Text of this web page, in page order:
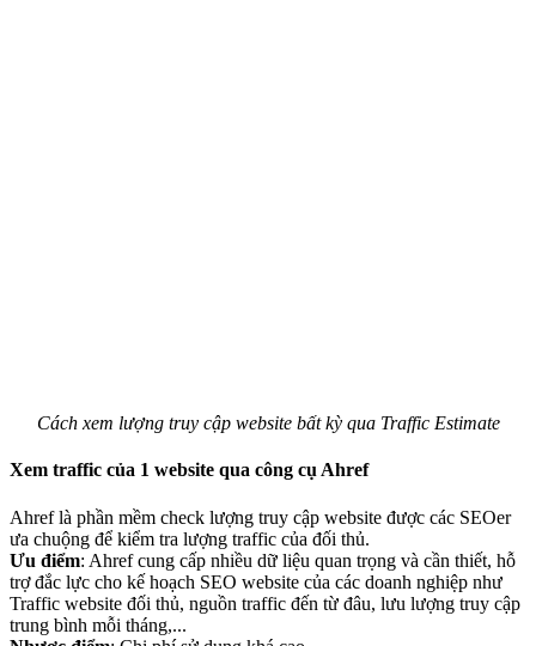
Cách xem lượng truy cập website bất kỳ qua Traffic Estimate
Xem traffic của 1 website qua công cụ Ahref
Ahref là phần mềm check lượng truy cập website được các SEOer
ưa chuộng để kiểm tra lượng traffic của đối thủ.
Ưu điểm: Ahref cung cấp nhiều dữ liệu quan trọng và cần thiết, hỗ
trợ đắc lực cho kế hoạch SEO website của các doanh nghiệp như
Traffic website đối thủ, nguồn traffic đến từ đâu, lưu lượng truy cập
trung bình mỗi tháng,...